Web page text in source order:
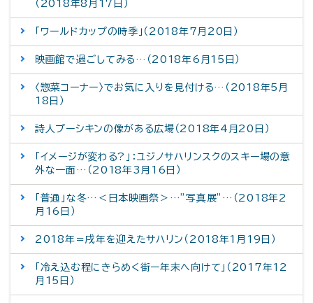
（2018年8月17日）
「ワールドカップの時季」（2018年7月20日）
映画館で過ごしてみる…（2018年6月15日）
〈惣菜コーナー〉でお気に入りを見付ける…（2018年5月
18日）
詩人プーシキンの像がある広場（2018年4月20日）
「イメージが変わる?」：ユジノサハリンスクのスキー場の意
外な一面…（2018年3月16日）
「普通」な冬…＜日本映画祭＞…”写真展”…（2018年2
月16日）
2018年＝戌年を迎えたサハリン（2018年1月19日）
「冷え込む程にきらめく街ー年末へ向けて」（2017年12
月15日）